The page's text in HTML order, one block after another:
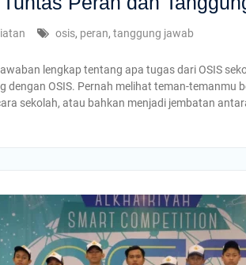
osis, peran, tanggung jawab
lengkap tentang apa tugas dari OSIS
dengan OSIS. Pernah melihat teman-temanmu
sekolah, atau bahkan menjadi jembatan